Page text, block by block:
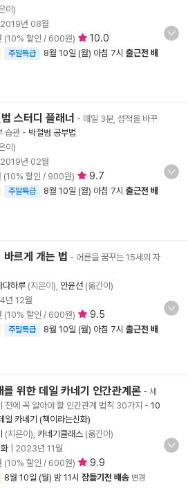
이)
2019년 08월
(10% 할인 / 600원) 10.0
주말특급 8월 10일 (월) 아침 7시 출근전 배
스터디 플래너 - 매일 3분, 성적을 바꾸
습관 - 박철범 공부법
이)
2019년 02월
(10% 할인 / 900원) 9.7
주말특급 8월 10일 (월) 아침 7시 출근전 배
르게 개는 법 - 어른을 꿈꾸는 15세의 자
다하루 (지은이), 안윤선 (옮긴이)
년 12월
(10% 할인 / 600원) 9.5
주말특급 8월 10일 (월) 아침 7시 출근전 배
위한 데일 카네기 인간관계론 - 세
전에 꼭 알아야 할 인간관계 법칙 30가지 - 10
일 카네기 (책이라는신화)
(지은이), 카네기클래스 (옮긴이)
2023년 11월
(10% 할인 / 600원) 9.9
8월 10일 (월) 밤 11시 잠들기전 배송 변경